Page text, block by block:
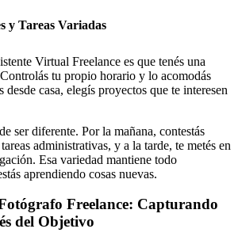
y Tareas Variadas
Virtual Freelance es que tenés una
Controlás tu propio horario y lo acomodás
desde casa, elegís proyectos que te interesen
ser diferente. Por la mañana, contestás
administrativas, y a la tarde, te metés en
Esa variedad mantiene todo
aprendiendo cosas nuevas.
Freelance: Capturando
del Objetivo